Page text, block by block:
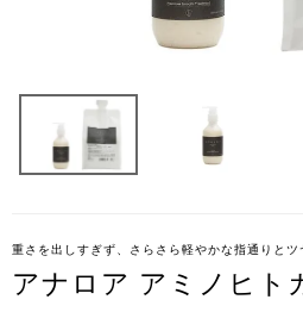
重さを出しすぎず、さらさら軽やかな指通りと
アナロア アミノヒト